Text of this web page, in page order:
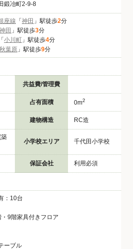
鍛冶町2-9-8
座線 「 神田 」駅徒歩2分
神田 」駅徒歩3分
「 小川町 」駅徒歩4分
秋葉原 」駅徒歩9分
共益費/管理費
占有面積 0m2
建物構造 RC造
小学校エリア 千代田小学校
保証会社 利用必須
：10台
・9階家具付きフロア
ーブル